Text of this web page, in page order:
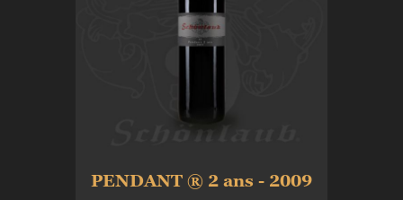
PENDANT ® 2 ans - 2009